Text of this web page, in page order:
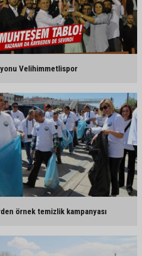
Velihimmetlispor
örnek temizlik kampanyası